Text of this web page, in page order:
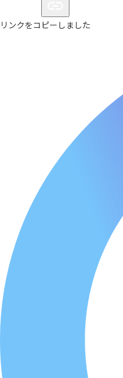
リンクをコピーしました